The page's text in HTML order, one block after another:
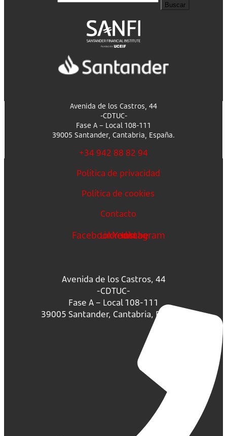
Buscar
Avenida de los Castros, 44
-CDTUC-
Fase A – Local 108-111
39005 Santander, Cantabria, España.
+34 942 88 82 94
Política de privacidad
Política de cookies
Contacto
FacebookLinkedin
Youtube
Instagram
Avenida de los Castros, 44
-CDTUC-
Fase A – Local 108-111
39005 Santander, Cantabria, España.